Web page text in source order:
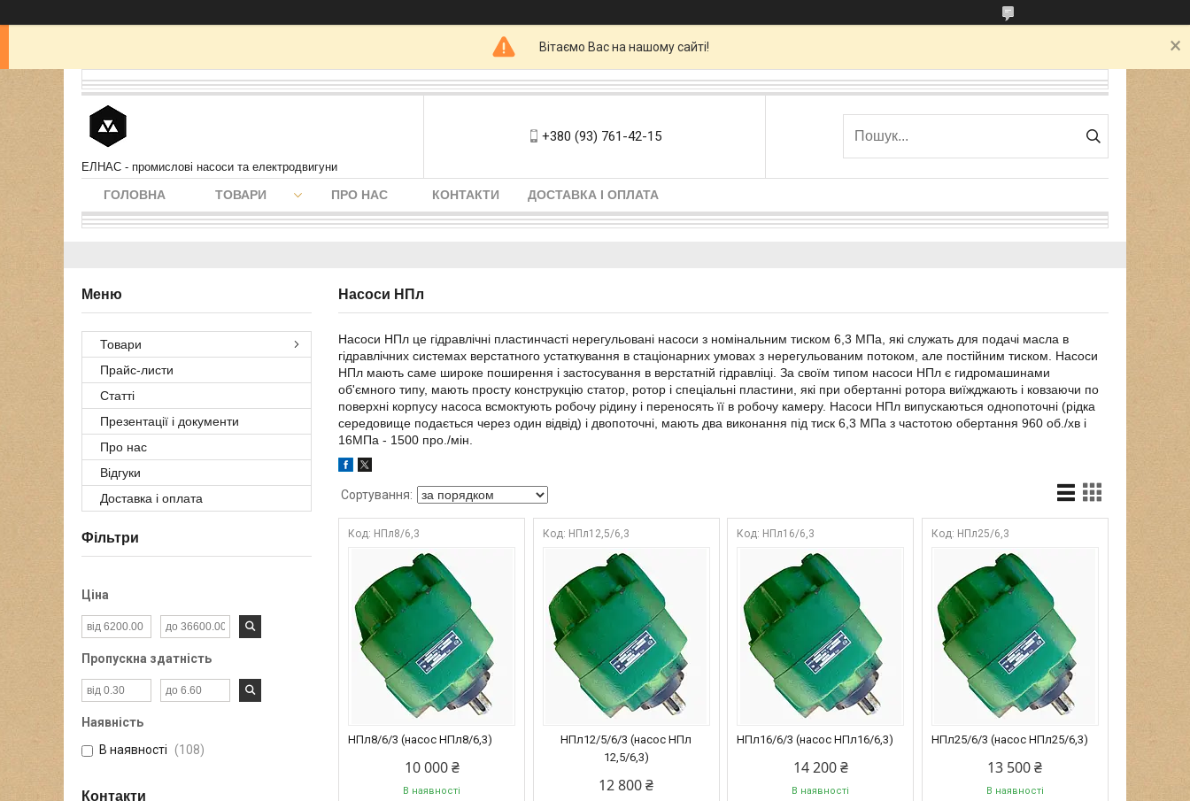
Вітаємо Вас на нашому сайті!
ЕЛНАС - промислові насоси та електродвигуни
+380 (93) 761-42-15
ГОЛОВНА ТОВАРИ ПРО НАС КОНТАКТИ ДОСТАВКА І ОПЛАТА
Насоси НПл
Насоси НПл це гідравлічні пластинчасті нерегульовані насоси з номінальним тиском 6,3 МПа, які служать для подачі масла в
гідравлічних системах верстатного устаткування в стаціонарних умовах з нерегульованим потоком, але постійним тиском. Насоси
НПл мають саме широке поширення і застосування в верстатній гідравліці. За своїм типом насоси НПл є гидромашинами
об'ємного типу, мають просту конструкцію статор, ротор і спеціальні пластини, які при обертанні ротора виїжджають і ковзаючи по
поверхні корпусу насоса всмоктують робочу рідину і переносять її в робочу камеру. Насоси НПл випускаються однопоточні (рідка
середовище подається через один відвід) і двопоточні, мають два виконання під тиск 6,3 МПа з частотою обертання 960 об./хв і
16МПа - 1500 про./мін.
НПл8/6,3
НПл8/6/3 (насос НПл8/6,3)
10 000 ₴
В наявності
НПл12,5/6,3
НПл12/5/6/3 (насос НПл
12,5/6,3)
12 800 ₴
НПл16/6,3
НПл16/6/3 (насос НПл16/6,3)
14 200 ₴
В наявності
НПл25/6,3
НПл25/6/3 (насос НПл25/6,3)
13 500 ₴
В наявності
Товари
Прайс-листи
Статті
Презентації і документи
Про нас
Відгуки
Доставка і оплата
Фільтри
Ціна
Пропускна здатність
Наявність
В наявності
108
Контакти